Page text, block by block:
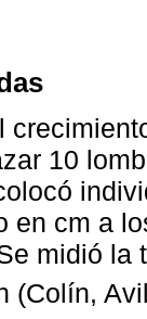
10
en cm a
midió la
(Colín,